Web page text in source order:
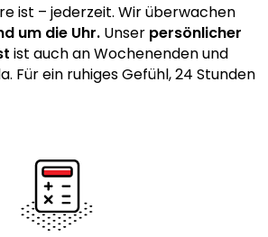
ist – jederzeit. Wir überwachen
um die Uhr. Unser persönlicher
ist auch an Wochenenden und
Für ein ruhiges Gefühl, 24 Stunden